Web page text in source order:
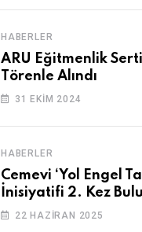
HABERLER
ARU Eğitmenlik
Törenle Alındı
31 EKIM 2024
HABERLER
Cemevi ‘Yol Engel
İnisiyatifi 2. Kez
22 HAZIRAN 2025